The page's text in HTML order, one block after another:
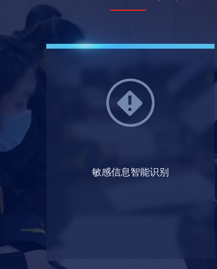
敏感信息智能识别